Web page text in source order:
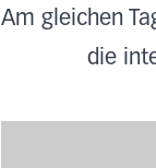
Am gleichen
die